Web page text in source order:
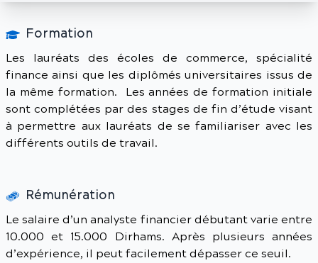
Formation
Les lauréats des écoles de commerce, spécialité
finance ainsi que les diplômés universitaires issus de
la même formation. Les années de formation initiale
sont complétées par des stages de fin d’étude visant
à permettre aux lauréats de se familiariser avec les
différents outils de travail.
Rémunération
Le salaire d’un analyste financier débutant varie entre
10.000 et 15.000 Dirhams. Après plusieurs années
d’expérience, il peut facilement dépasser ce seuil.